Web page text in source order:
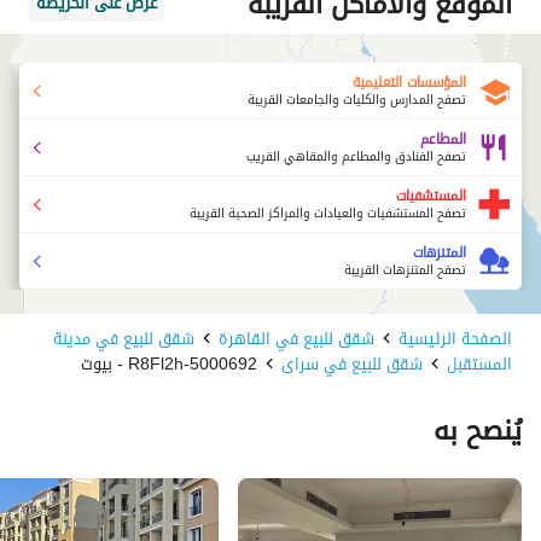
المؤسسات التعليمية
تصفح المدارس والكليات والجامعات القريبة
المطاعم
تصفح الفنادق والمطاعم والمقاهي القريب
المستشفيات
تصفح المستشفيات والعيادات والمراكز الصحية القريبة
المتنزهات
تصفح المتنزهات القريبة
الصفحة الرئيسية شقق للبيع في القاهرة شقق للبيع في مدينة
المستقبل شقق للبيع في سراى 5000692-R8Fl2h - بيوت
يُنصح به